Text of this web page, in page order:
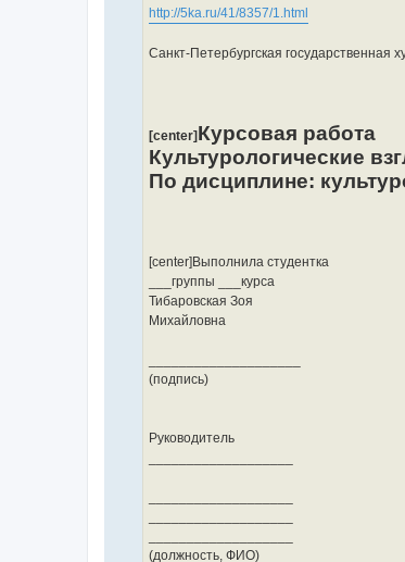
http://5ka.ru/41/8357/1.html
Санкт-Петербургская
[center] Курсовая работа
Культурологические
По дисциплине:
[center]Выполнила студентка
___группы ___курса
Тибаровская Зоя
Михайловна
(подпись)
Руководитель
(должность, ФИО)